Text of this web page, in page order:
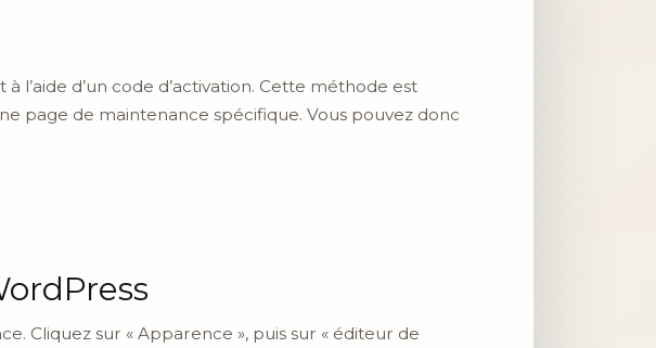
l’aide d’un code d’activation. Cette méthode est
page de maintenance spécifique. Vous pouvez donc
Cliquez sur « Apparence », puis sur « éditeur de